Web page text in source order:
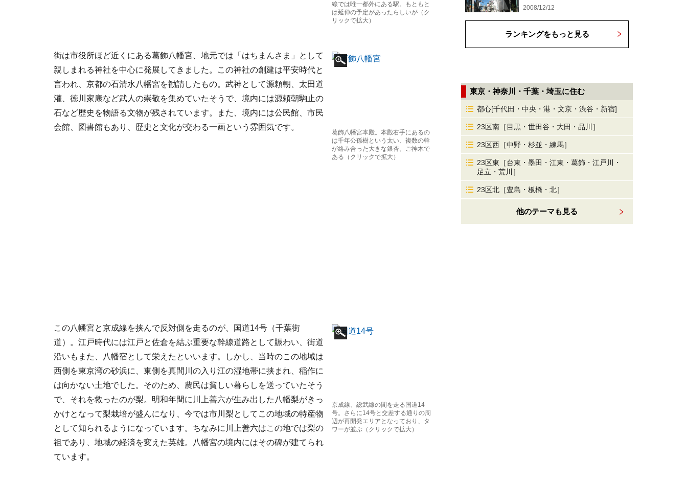
線では唯一都外にある駅。もともと
は延伸の予定があったらしいが（ク
リックで拡大）
葛飾八幡宮本殿。本殿右手にあるの
は千年公孫樹という太い、複数の幹
が絡み合った大きな銀杏。ご神木で
ある（クリックで拡大）
街は市役所ほど近くにある葛飾八幡宮、地元では「はちまんさま」として
親しまれる神社を中心に発展してきました。この神社の創建は平安時代と
言われ、京都の石清水八幡宮を勧請したもの。武神として源頼朝、太田道
灌、徳川家康など武人の崇敬を集めていたそうで、境内には源頼朝駒止の
石など歴史を物語る文物が残されています。また、境内には公民館、市民
会館、図書館もあり、歴史と文化が交わる一画という雰囲気です。
京成線、総武線の間を走る国道14
号。さらに14号と交差する通りの周
辺が再開発エリアとなっており、タ
ワーが並ぶ（クリックで拡大）
この八幡宮と京成線を挟んで反対側を走るのが、国道14号（千葉街
道）。江戸時代には江戸と佐倉を結ぶ重要な幹線道路として賑わい、街道
沿いもまた、八幡宿として栄えたといいます。しかし、当時のこの地域は
西側を東京湾の砂浜に、東側を真間川の入り江の湿地帯に挟まれ、稲作に
は向かない土地でした。そのため、農民は貧しい暮らしを送っていたそう
で、それを救ったのが梨。明和年間に川上善六が生み出した八幡梨がきっ
かけとなって梨栽培が盛んになり、今では市川梨としてこの地域の特産物
として知られるようになっています。ちなみに川上善六はこの地では梨の
祖であり、地域の経済を変えた英雄。八幡宮の境内にはその碑が建てられ
ています。
2008/12/12
ランキングをもっと見る
東京・神奈川・千葉・埼玉に住む
都心[千代田・中央・港・文京・渋谷・新宿]
23区南［目黒・世田谷・大田・品川］
23区西［中野・杉並・練馬］
23区東［台東・墨田・江東・葛飾・江戸川・
足立・荒川］
23区北［豊島・板橋・北］
他のテーマも見る